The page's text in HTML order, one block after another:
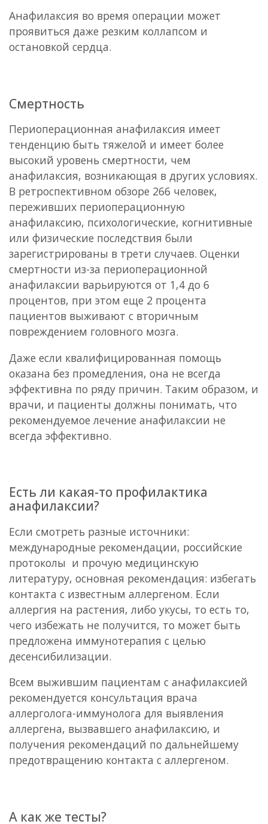
Анафилаксия во время операции может
проявиться даже резким коллапсом и
остановкой сердца.
Смертность
Периоперационная анафилаксия имеет
тенденцию быть тяжелой и имеет более
высокий уровень смертности, чем
анафилаксия, возникающая в других условиях.
В ретроспективном обзоре 266 человек,
переживших периоперационную
анафилаксию, психологические, когнитивные
или физические последствия были
зарегистрированы в трети случаев. Оценки
смертности из-за периоперационной
анафилаксии варьируются от 1,4 до 6
процентов, при этом еще 2 процента
пациентов выживают с вторичным
повреждением головного мозга.
Даже если квалифицированная помощь
оказана без промедления, она не всегда
эффективна по ряду причин. Таким образом, и
врачи, и пациенты должны понимать, что
рекомендуемое лечение анафилаксии не
всегда эффективно.
Есть ли какая-то профилактика
анафилаксии?
Если смотреть разные источники:
международные рекомендации, российские
протоколы и прочую медицинскую
литературу, основная рекомендация: избегать
контакта с известным аллергеном. Если
аллергия на растения, либо укусы, то есть то,
чего избежать не получится, то может быть
предложена иммунотерапия с целью
десенсибилизации.
Всем выжившим пациентам с анафилаксией
рекомендуется консультация врача
аллерголога-иммунолога для выявления
аллергена, вызвавшего анафилаксию, и
получения рекомендаций по дальнейшему
предотвращению контакта с аллергеном.
А как же тесты?